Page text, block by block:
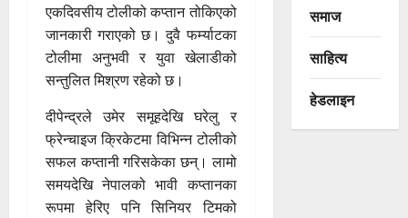
एकदिवसीय टोलीको कप्तान तोकिएको
जानकारी गराएको छ। दुवै फर्म्याटका
टोलीमा अनुभवी र युवा खेलाडीको
सन्तुलित मिश्रण रहेको छ।
दीपेन्द्रले उमेर समूहदेखि घरेलु र
फ्रेन्चाइज क्रिकेटमा विभिन्न टोलीको
सफल कप्तानी गरिसकेका छन्। लामो
समयदेखि नेपालको भावी कप्तानका
रूपमा हेरिए पनि सिनियर टिमको
समाज
साहित्य
हेडलाइन